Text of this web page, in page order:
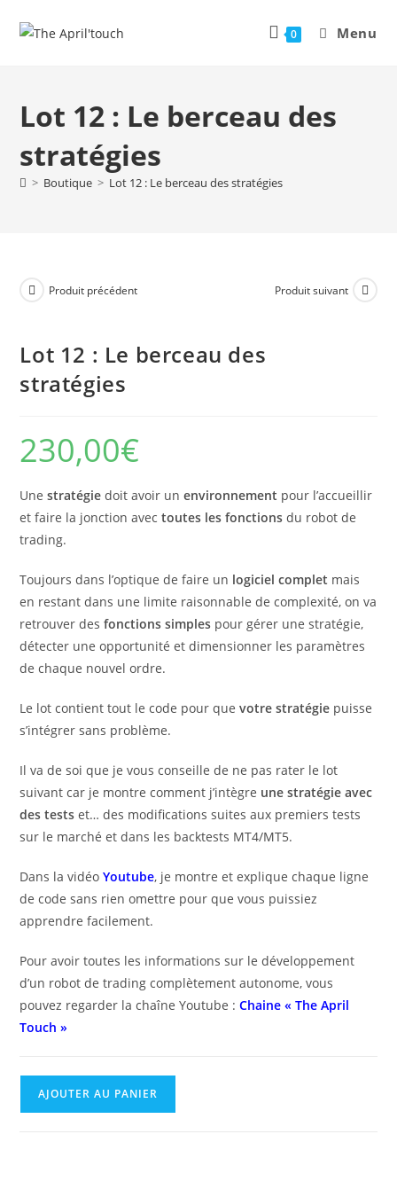
0 Menu
Lot 12 : Le berceau des
stratégies
> Boutique > Lot 12 : Le berceau des stratégies
Produit précédent Produit suivant
Lot 12 : Le berceau des
stratégies
230,00€
Unestratégie doit avoir unenvironnement pour l’accueillir
et faire la jonction avec toutes les fonctions du robot de
trading.
Toujours dans l’optique de faire un logiciel complet mais
en restant dans une limite raisonnable de complexité, on va
retrouver desfonctions simples pour gérer une stratégie,
détecter une opportunité et dimensionner les paramètres
de chaque nouvel ordre.
Le lot contient tout le code pour quevotre stratégie puisse
s’intégrer sans problème.
Il va de soi que je vous conseille de ne pas rater le lot
suivant car je montre comment j’intègre une stratégie avec
des tests et… des modifications suites aux premiers tests
sur le marché et dans les backtests MT4/MT5.
Dans la vidéoYoutube, je montre et explique chaque ligne
de code sans rien omettre pour que vous puissiez
apprendre facilement.
Pour avoir toutes les informations sur le développement
d’un robot de trading complètement autonome, vous
pouvez regarder la chaîne Youtube :Chaine « The April
Touch »
AJOUTER AU PANIER